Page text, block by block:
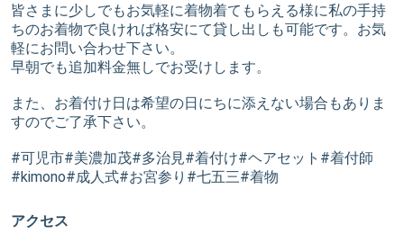
皆さまに少しでもお気軽に着物着てもらえる様に私の手持
ちのお着物で良ければ格安にて貸し出しも可能です。お気
軽にお問い合わせ下さい。
早朝でも追加料金無しでお受けします。
また、お着付け日は希望の日にちに添えない場合もありま
すのでご了承下さい。
#可児市#美濃加茂#多治見#着付け#ヘアセット#着付師
#kimono#成人式#お宮参り#七五三#着物
アクセス